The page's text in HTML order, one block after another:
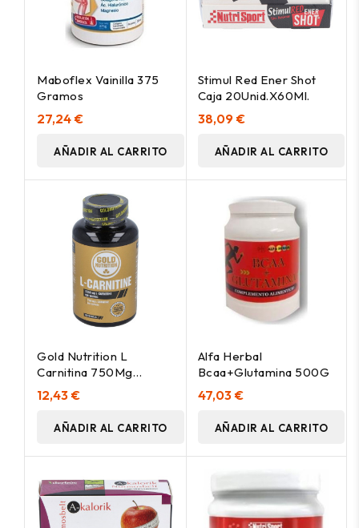
Maboflex Vainilla 375
Gramos
27,24 €
AÑADIR AL CARRITO
Stimul Red Ener Shot
Caja 20Unid.X60Ml.
38,09 €
AÑADIR AL CARRITO
Gold Nutrition L
Carnitina 750Mg
60Caps
12,43 €
AÑADIR AL CARRITO
Alfa Herbal
Bcaa+Glutamina 500G
47,03 €
AÑADIR AL CARRITO